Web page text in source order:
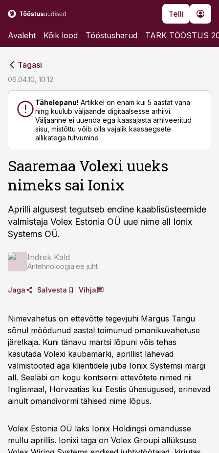
Telli
Avaleht Kõik lood Tööstusharud TARK TÖÖSTUS
Tagasi
06.04.10, 10:12
Tähelepanu! Artikkel on enam kui 5 aastat vana
ning kuulub väljaande digitaalsesse arhiivi.
Väljaanne ei uuenda ega kaasajasta arhiveeritud
sisu, mistõttu võib olla vajalik kaasaegsete
allikatega tutvumine
Saaremaa Volexi uueks
nimeks sai Ionix
Aprilli algusest tegutseb endine kaablisüsteemide
valmistaja Volex Estonia OÜ uue nime all Ionix
Systems OÜ.
Indrek Kald
Äritehnoloogia.ee juht
Jaga Salvesta Vihja
Nimevahetus on ettevõtte tegevjuhi Margus Tangu
sõnul möödunud aastal toimunud omanikuvahetuse
järelkaja. Kuni tänavu märtsi lõpuni võis tehas
kasutada Volexi kaubamärki, aprillist lähevad
valmistooted aga klientidele juba Ionix Systemsi märgi
all. Seeläbi on kogu kontserni ettevõtete nimed nii
Inglismaal, Horvaatias kui Eestis ühesugused, erinevad
ainult omandivormi tähised nime lõpus.
Volex Estonia OÜ läks Ionix Holdingsi omandusse
mullu aprillis. Ionixi taga on Volex Groupi allüksuse